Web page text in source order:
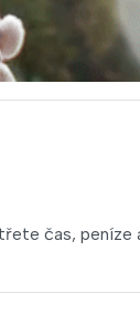
čas,